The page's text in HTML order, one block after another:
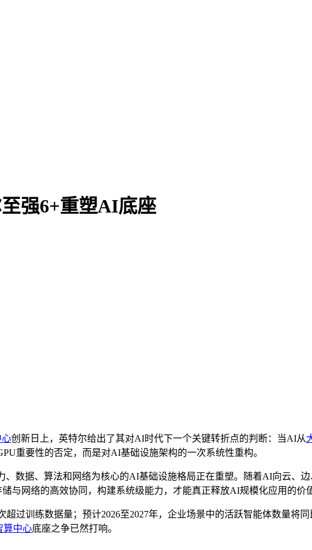
强6+重塑AI底座
心创新日上，英特尔给出了其对AI时代下一个关键转折点的判断：当AI从
重要性的否定，而是对AI基础设施架构的一次系统性重构。
数据、算法和网络为核心的AI基础设施格局正在重塑。随着AI向云、
与网络的高效协同，构建系统级能力，才能真正释放AI规模化应用的价
过训练数据量；预计2026至2027年，企业场景中的活跃智能体数量将
算中心底座之争已然打响。